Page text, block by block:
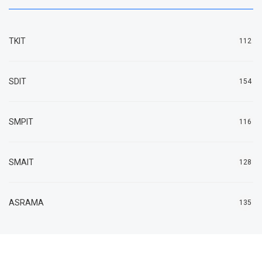
TKIT 112
SDIT 154
SMPIT 116
SMAIT 128
ASRAMA 135